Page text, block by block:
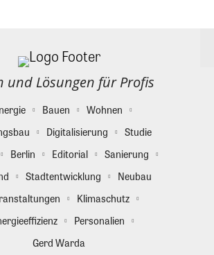
und Lösungen für Profis
Bauen
Wohnen
Digitalisierung
Studie
Berlin Editorial
Sanierung
Stadtentwicklung
Neubau
Klimaschutz
Personalien
Gerd Warda